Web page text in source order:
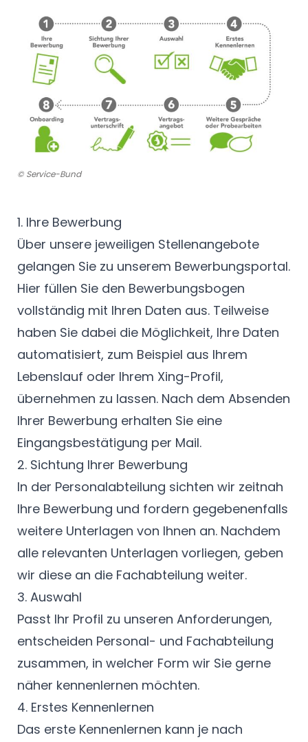
© Service-Bund
1. Ihre Bewerbung
Über unsere jeweiligen Stellenangebote
gelangen Sie zu unserem Bewerbungsportal.
Hier füllen Sie den Bewerbungsbogen
vollständig mit Ihren Daten aus. Teilweise
haben Sie dabei die Möglichkeit, Ihre Daten
automatisiert, zum Beispiel aus Ihrem
Lebenslauf oder Ihrem Xing-Profil,
übernehmen zu lassen. Nach dem Absenden
Ihrer Bewerbung erhalten Sie eine
Eingangsbestätigung per Mail.
2. Sichtung Ihrer Bewerbung
In der Personalabteilung sichten wir zeitnah
Ihre Bewerbung und fordern gegebenenfalls
weitere Unterlagen von Ihnen an. Nachdem
alle relevanten Unterlagen vorliegen, geben
wir diese an die Fachabteilung weiter.
3. Auswahl
Passt Ihr Profil zu unseren Anforderungen,
entscheiden Personal- und Fachabteilung
zusammen, in welcher Form wir Sie gerne
näher kennenlernen möchten.
4. Erstes Kennenlernen
Das erste Kennenlernen kann je nach